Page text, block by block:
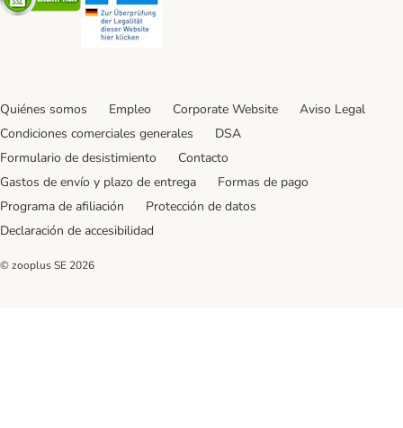
Quiénes somos Empleo Corporate Website
Aviso Legal
Condiciones comerciales generales
DSA
Formulario de desistimiento
Contacto
Gastos de envío y plazo de entrega
Formas de pago
Programa de afiliación
Protección de datos
Declaración de accesibilidad
© zooplus SE 2026